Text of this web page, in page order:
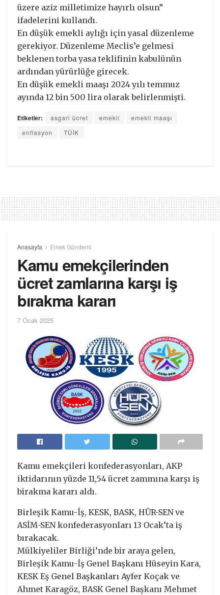
üzere aziz milletimize hayırlı olsun”
ifadelerini kullandı.
En düşük emekli aylığı için yasal düzenleme
gerekiyor. Düzenleme Meclis’e gelmesi
beklenen torba yasa teklifinin kabulünün
ardından yürürlüğe girecek.
En düşük emekli maaşı 2024 yılı temmuz
ayında 12 bin 500 lira olarak belirlenmişti.
Etiketler: asgari ücret emekli
emekli maaşı
enflasyon
TÜİK
Anasayfa Emek Gündemi
Kamu emekçilerinden
ücret zamlarına karşı iş
bırakma kararı
7 Ocak 2025
Kamu emekçileri konfederasyonları, AKP
iktidarının yüzde 11,54 ücret zammına karşı iş
birakma kararı aldı.
Birleşik Kamu-İş, KESK, BASK, HÜR-SEN ve
ASİM-SEN konfederasyonları 13 Ocak’ta iş
bırakacak.
Mülkiyeliler Birliği’nde bir araya gelen,
Birleşik Kamu-İş Genel Başkanı Hüseyin Kara,
KESK Eş Genel Başkanları Ayfer Koçak ve
Ahmet Karagöz, BASK Genel Başkanı Mehmet